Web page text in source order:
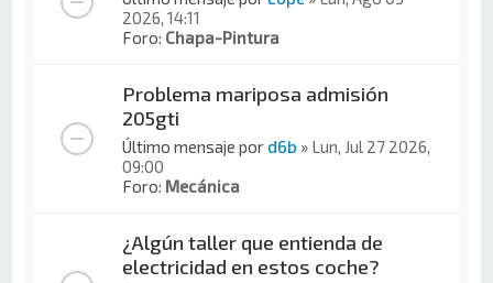
2026, 14:11
Foro: Chapa-Pintura
Problema mariposa admisión
205gti
Último mensaje por d6b » Lun, Jul 27 2026,
09:00
Foro: Mecánica
¿Algún taller que entienda de
electricidad en estos coche?